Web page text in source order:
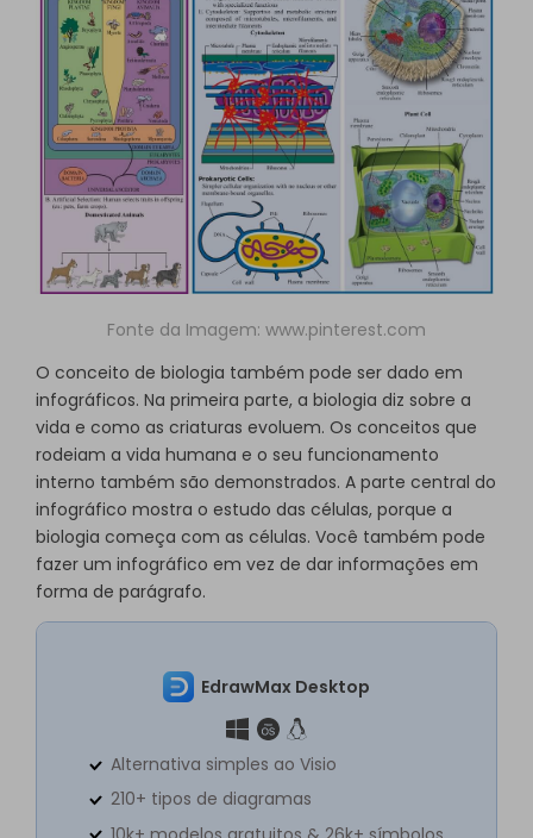
Fonte da Imagem: www.pinterest.com
O conceito de biologia também pode ser dado em
infográficos. Na primeira parte, a biologia diz sobre a
vida e como as criaturas evoluem. Os conceitos que
rodeiam a vida humana e o seu funcionamento
interno também são demonstrados. A parte central do
infográfico mostra o estudo das células, porque a
biologia começa com as células. Você também pode
fazer um infográfico em vez de dar informações em
forma de parágrafo.
EdrawMax Desktop
Alternativa simples ao Visio
210+ tipos de diagramas